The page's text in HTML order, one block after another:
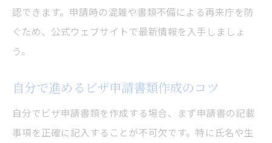
認できます。申請時の混雑や書類不備による再来庁を防
ぐため、公式ウェブサイトで最新情報を入手しましょ
う。
自分で進めるビザ申請書類作成のコツ
自分でビザ申請書類を作成する場合、まず申請書の記載
事項を正確に記入することが不可欠です。特に氏名や生